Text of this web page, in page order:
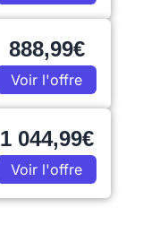
888,99€
Voir l'offre
1 044,99€
Voir l'offre